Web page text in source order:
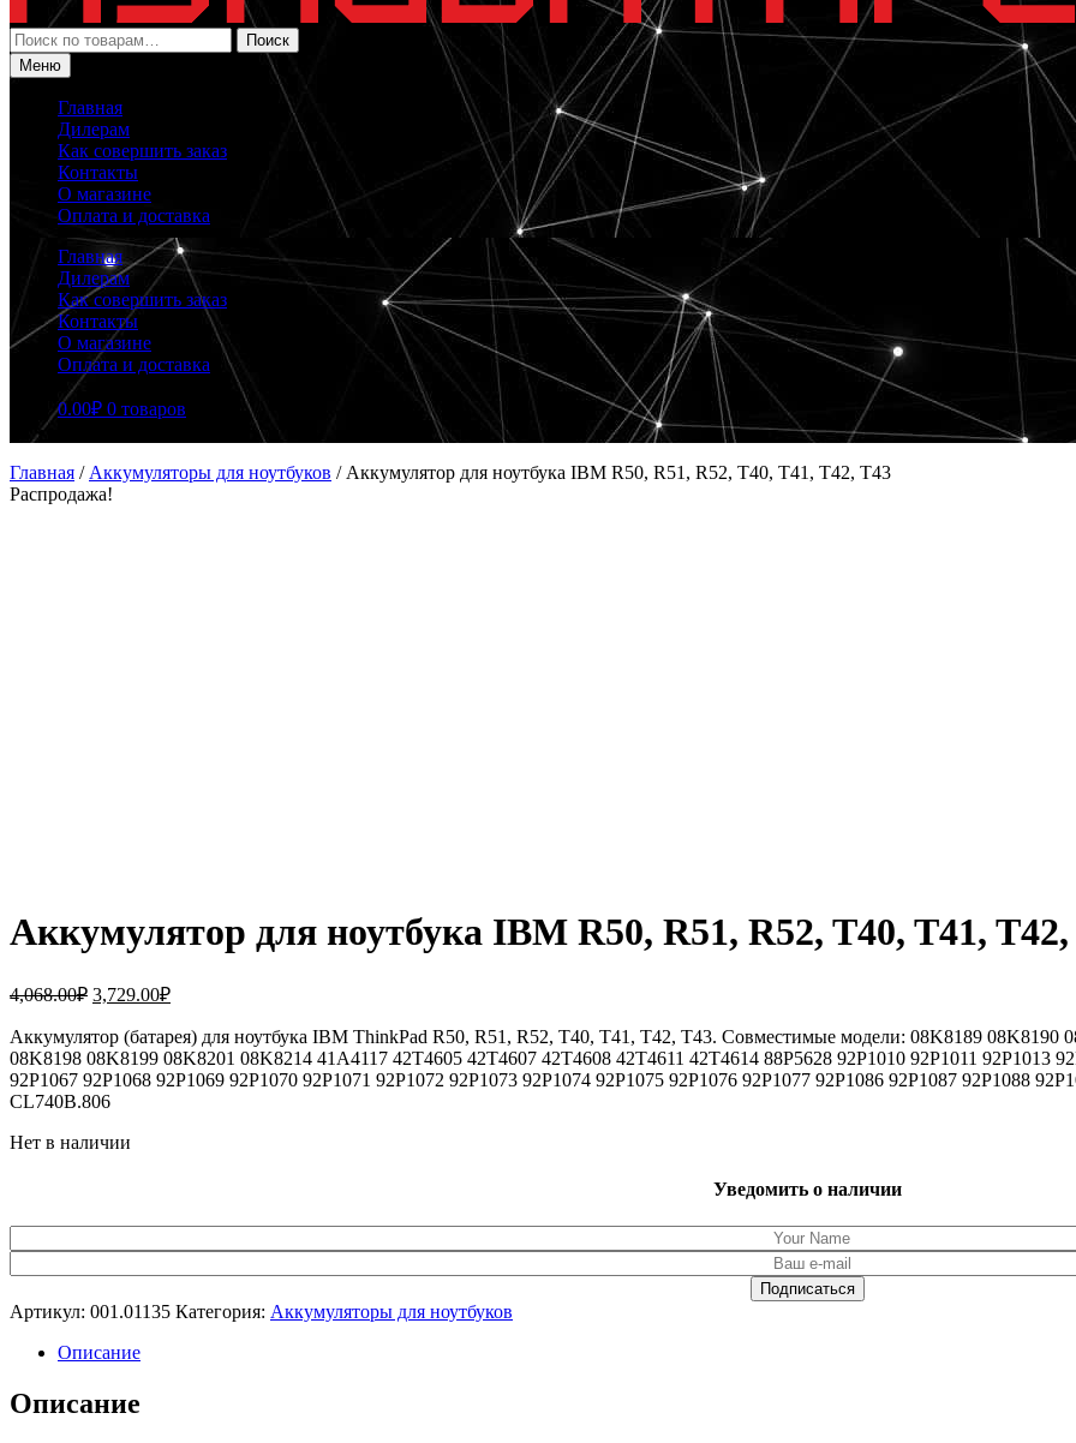
Искать:
Поиск
Меню
Главная
Дилерам
Как совершить заказ
Контакты
О магазине
Оплата и доставка
Главная
Дилерам
Как совершить заказ
Контакты
О магазине
Оплата и доставка
0.00₽ 0 товаров
Главная / Аккумуляторы для ноутбуков / Аккумулятор для ноутбука IBM R50, R51, R52, T40, T41, T42, T43
Распродажа!
Аккумулятор для ноутбука IBM R50, R51, R52, T40, T41,
4,068.00₽ Первоначальная
составляла
4,068.00₽.
3,729.00₽Текущая
3,729.00₽.
Аккумулятор (батарея) для ноутбука IBM ThinkPad R50, R51, R52, T40, T41, T42, T43. Совместимые модели: 08K8189
08K8198 08K8199 08K8201 08K8214 41A4117 42T4605 42T4607 42T4608 42T4611 42T4614 88P5628 92P1010 92P1011 92P1013
92P1067 92P1068 92P1069 92P1070 92P1071 92P1072 92P1073 92P1074 92P1075 92P1076 92P1077 92P1086 92P1087 92P1088
CL740B.806
Нет в наличии
Уведомить о наличии
Артикул: 001.01135 Категория: Аккумуляторы для ноутбуков
Описание
Описание